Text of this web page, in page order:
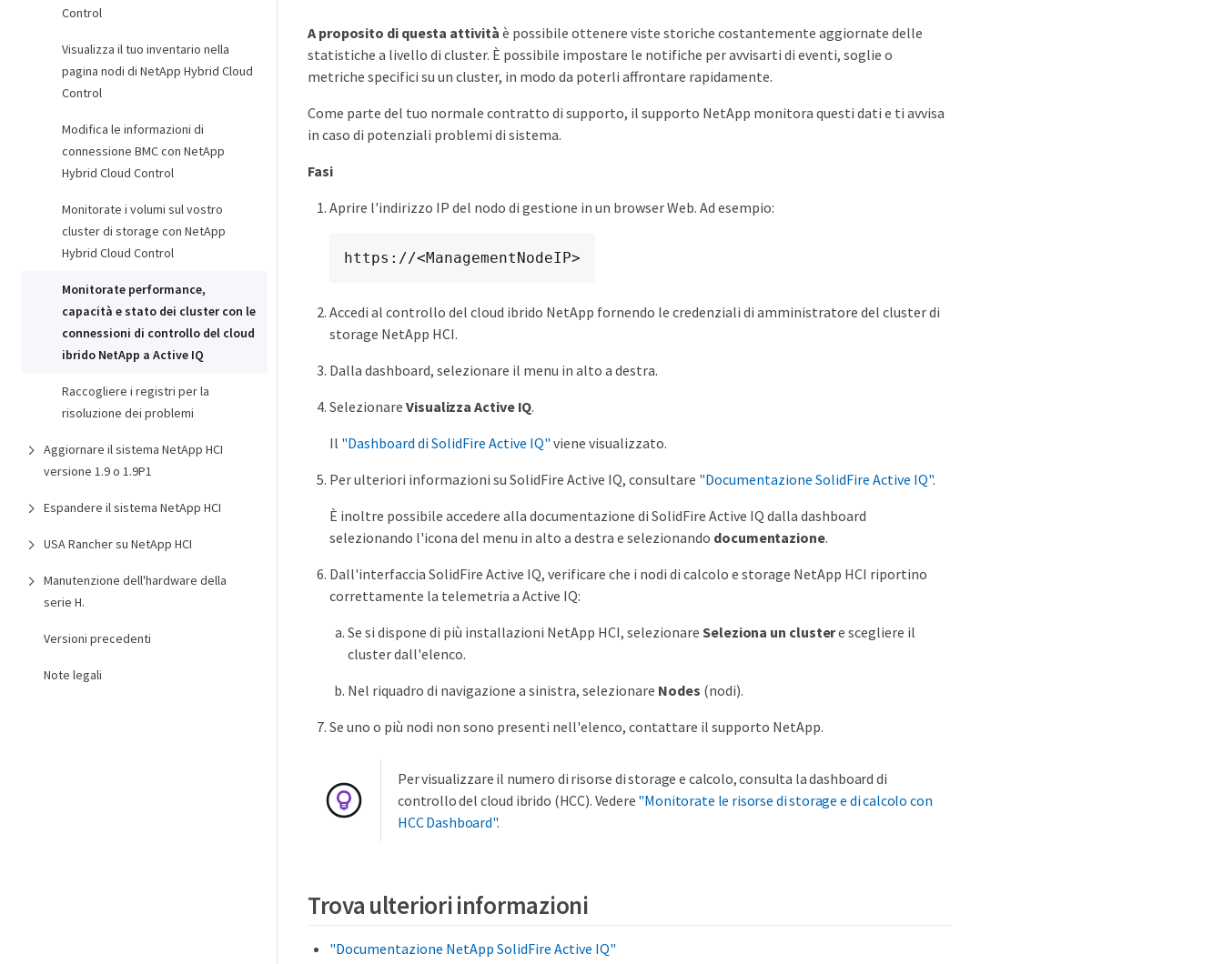
Control
Visualizza il tuo inventario nella
pagina nodi di NetApp Hybrid Cloud
Control
Modifica le informazioni di
connessione BMC con NetApp
Hybrid Cloud Control
Monitorate i volumi sul vostro
cluster di storage con NetApp
Hybrid Cloud Control
Monitorate performance,
capacità e stato dei cluster con le
connessioni di controllo del cloud
ibrido NetApp a Active IQ
Raccogliere i registri per la
risoluzione dei problemi
Aggiornare il sistema NetApp HCI
versione 1.9 o 1.9P1
Espandere il sistema NetApp HCI
USA Rancher su NetApp HCI
Manutenzione dell'hardware della
serie H.
Versioni precedenti
Note legali
A proposito di questa attività è possibile ottenere viste storiche costantemente aggiornate delle
statistiche a livello di cluster. È possibile impostare le notifiche per avvisarti di eventi, soglie o
metriche specifici su un cluster, in modo da poterli affrontare rapidamente.
Come parte del tuo normale contratto di supporto, il supporto NetApp monitora questi dati e ti avvisa
in caso di potenziali problemi di sistema.
Fasi
Aprire l'indirizzo IP del nodo di gestione in un browser Web. Ad esempio:
https://<ManagementNodeIP>
Accedi al controllo del cloud ibrido NetApp fornendo le credenziali di amministratore del cluster di
storage NetApp HCI.
Dalla dashboard, selezionare il menu in alto a destra.
Selezionare Visualizza Active IQ.
Il "Dashboard di SolidFire Active IQ" viene visualizzato.
Per ulteriori informazioni su SolidFire Active IQ, consultare "Documentazione SolidFire Active IQ".
È inoltre possibile accedere alla documentazione di SolidFire Active IQ dalla dashboard
selezionando l'icona del menu in alto a destra e selezionando documentazione.
Dall'interfaccia SolidFire Active IQ, verificare che i nodi di calcolo e storage NetApp HCI riportino
correttamente la telemetria a Active IQ:
Se si dispone di più installazioni NetApp HCI, selezionare Seleziona un clustere scegliere il
cluster dall'elenco.
Nel riquadro di navigazione a sinistra, selezionare Nodes (nodi).
Se uno o più nodi non sono presenti nell'elenco, contattare il supporto NetApp.
Per visualizzare il numero di risorse di storage e calcolo, consulta la dashboard di
controllo del cloud ibrido (HCC). Vedere "Monitorate le risorse di storage e di calcolo con
HCC Dashboard".
Trova ulteriori informazioni
"Documentazione NetApp SolidFire Active IQ"